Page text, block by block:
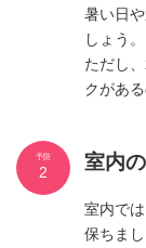
暑い日
しょう。
ただし
クがあ
室内
室内で
保ちまし
予防
2